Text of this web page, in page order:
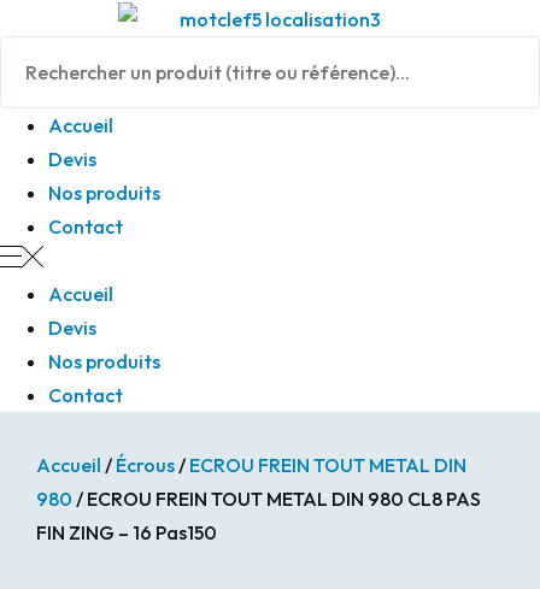
Accueil
Devis
Nos produits
Contact
Accueil
Devis
Nos produits
Contact
Accueil / Écrous/ ECROU FREIN TOUT METAL DIN
980 / ECROU FREIN TOUT METAL DIN 980 CL8 PAS
FIN ZING – 16 Pas150
Panneau de gestion des cookies